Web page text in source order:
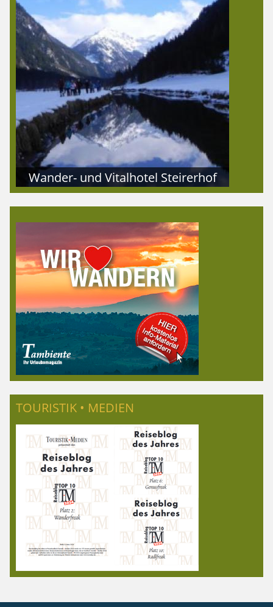
Wander- und Vitalhotel Steirerhof
TOURISTIK • MEDIEN